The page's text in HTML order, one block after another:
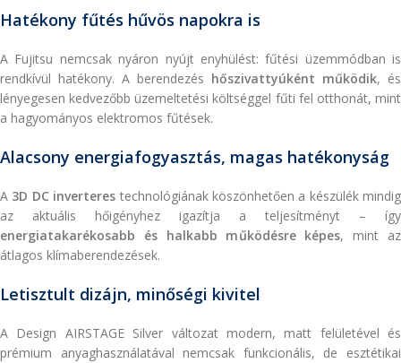
Hatékony fűtés hűvös napokra is
A Fujitsu nemcsak nyáron nyújt enyhülést: fűtési üzemmódban is
rendkívül hatékony. A berendezés hőszivattyúként működik, és
lényegesen kedvezőbb üzemeltetési költséggel fűti fel otthonát, mint
a hagyományos elektromos fűtések.
Alacsony energiafogyasztás, magas hatékonyság
A 3D DC inverteres technológiának köszönhetően a készülék mindig
az aktuális hőigényhez igazítja a teljesítményt – így
energiatakarékosabb és halkabb működésre képes, mint az
átlagos klímaberendezések.
Letisztult dizájn, minőségi kivitel
A Design AIRSTAGE Silver változat modern, matt felületével és
prémium anyaghasználatával nemcsak funkcionális, de esztétikai